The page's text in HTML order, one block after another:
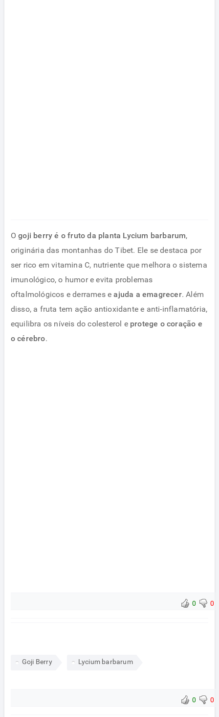
Ogoji berry é o fruto da planta Lycium barbarum,
originária das montanhas do Tibet. Ele se destaca por
ser rico em vitamina C, nutriente que melhora o sistema
imunológico, o humor e evita problemas
oftalmológicos e derrames eajuda a emagrecer. Além
disso, a fruta tem ação antioxidante e anti-inflamatória,
equilibra os níveis do colesterol e protege o coração e
o cérebro.
0 0
Goji Berry Lycium barbarum
0 0